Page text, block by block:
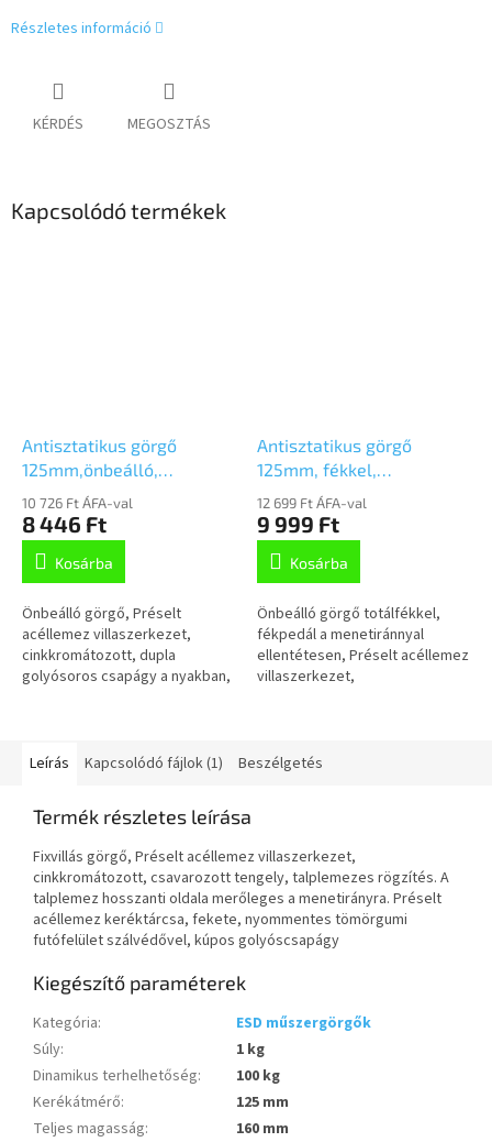
Részletes információ
KÉRDÉS MEGOSZTÁS
Kapcsolódó termékek
Antisztatikus görgő
125mm,önbeálló,
talplemezzel,
2470DYK125P50
10 726 Ft ÁFA-val
8 446 Ft
Kosárba
Önbeálló görgő, Préselt
acéllemez villaszerkezet,
cinkkromátozott, dupla
golyósoros csapágy a nyakban,
Antisztatikus görgő
125mm, fékkel,
talplemezes,
2477DYK125P50
12 699 Ft ÁFA-val
9 999 Ft
Kosárba
Önbeálló görgő totálfékkel,
fékpedál a menetiránnyal
ellentétesen, Préselt acéllemez
villaszerkezet,
Leírás
Kapcsolódó fájlok (1) Beszélgetés
Termék részletes leírása
Fixvillás görgő, Préselt acéllemez villaszerkezet,
cinkkromátozott, csavarozott tengely, talplemezes rögzítés. A
talplemez hosszanti oldala merőleges a menetirányra. Préselt
acéllemez keréktárcsa, fekete, nyommentes tömörgumi
futófelület szálvédővel, kúpos golyóscsapágy
Kiegészítő paraméterek
Kategória:
ESD műszergörgők
Súly:
1 kg
Dinamikus terhelhetőség:
100 kg
Kerékátmérő:
125 mm
Teljes magasság:
160 mm